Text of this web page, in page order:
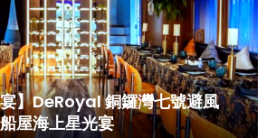
】DeRoyal 銅鑼灣七號避風
屋海上星光宴